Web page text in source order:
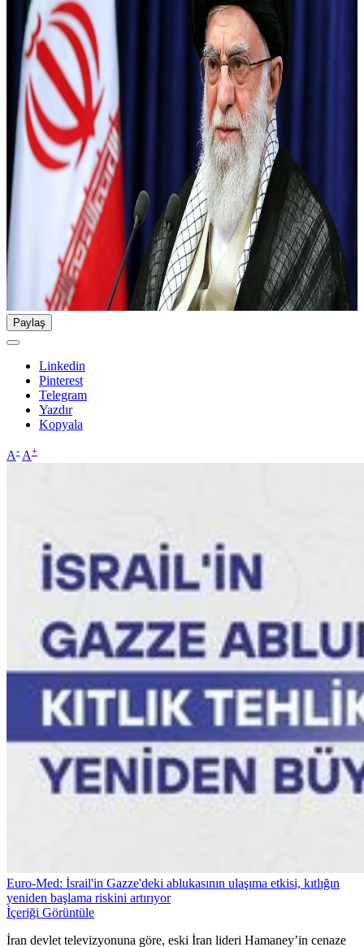
Paylaş
Linkedin
Pinterest
Telegram
Yazdır
Kopyala
A- A+
Euro-Med: İsrail'in Gazze'deki ablukasının ulaşıma etkisi, kıtlığın
yeniden başlama riskini artırıyor
İçeriği Görüntüle
İran devlet televizyonuna göre, eski İran lideri Hamaney’in cenaze